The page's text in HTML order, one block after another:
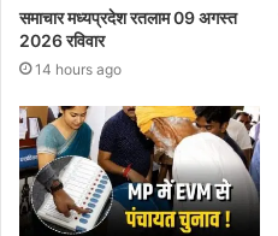
समाचार मध्यप्रदेश रतलाम 09 अगस्त
2026 रविवार
14 hours ago